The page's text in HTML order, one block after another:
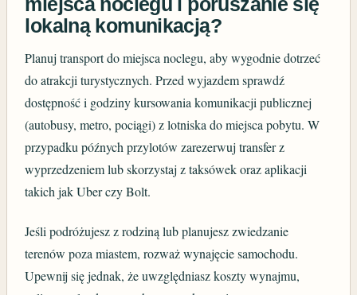
lokalną komunikacją?
Planuj transport do miejsca noclegu, aby wygodnie dotrzeć
do atrakcji turystycznych. Przed wyjazdem sprawdź
dostępność i godziny kursowania komunikacji publicznej
(autobusy, metro, pociągi) z lotniska do miejsca pobytu. W
przypadku późnych przylotów zarezerwuj transfer z
wyprzedzeniem lub skorzystaj z taksówek oraz aplikacji
takich jak Uber czy Bolt.
Jeśli podróżujesz z rodziną lub planujesz zwiedzanie
terenów poza miastem, rozważ wynajęcie samochodu.
Upewnij się jednak, że uwzględniasz koszty wynajmu,